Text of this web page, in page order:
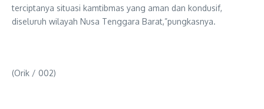
terciptanya situasi kamtibmas yang aman dan kondusif,
diseluruh wilayah Nusa Tenggara Barat,”pungkasnya.
(Orik / 002)